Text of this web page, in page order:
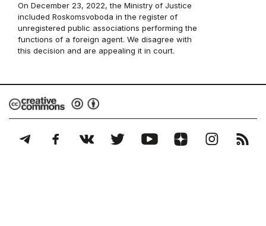
On December 23, 2022, the Ministry of Justice
included Roskomsvoboda in the register of
unregistered public associations performing the
functions of a foreign agent. We disagree with
this decision and are appealing it in court.